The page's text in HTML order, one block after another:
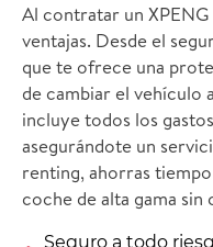
Al contratar un
ventajas. Desde el
que te ofrece una
de cambiar el vehículo
incluye todos los
asegurándote un
renting, ahorras
coche de alta gama sin
Seguro a todo